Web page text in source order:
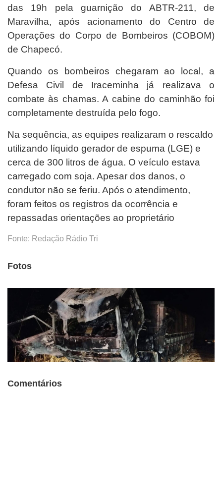
das 19h pela guarnição do ABTR-211, de
Maravilha, após acionamento do Centro de
Operações do Corpo de Bombeiros (COBOM)
de Chapecó.
Quando os bombeiros chegaram ao local, a
Defesa Civil de Iraceminha já realizava o
combate às chamas. A cabine do caminhão foi
completamente destruída pelo fogo.
Na sequência, as equipes realizaram o rescaldo
utilizando líquido gerador de espuma (LGE) e
cerca de 300 litros de água. O veículo estava
carregado com soja. Apesar dos danos, o
condutor não se feriu. Após o atendimento,
foram feitos os registros da ocorrência e
repassadas orientações ao proprietário
Fonte: Redação Rádio Tri
Fotos
Comentários